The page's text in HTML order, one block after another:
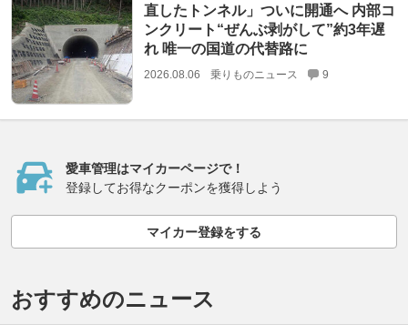
直したトンネル」ついに開通へ 内部コ
ンクリート“ぜんぶ剥がして”約3年遅
れ 唯一の国道の代替路に
2026.08.06 乗りものニュース 9
愛車管理はマイカーページで！
登録してお得なクーポンを獲得しよう
マイカー登録をする
おすすめのニュース